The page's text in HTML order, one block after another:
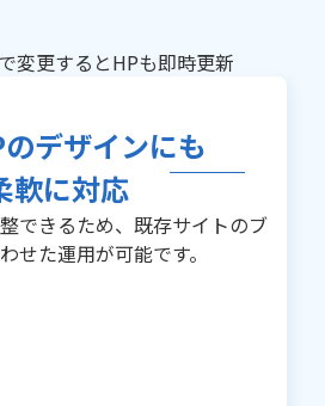
変更するとHPも即時更新
デザインにも
軟に対応
できるため、既存サイトのブ
せた運用が可能です。